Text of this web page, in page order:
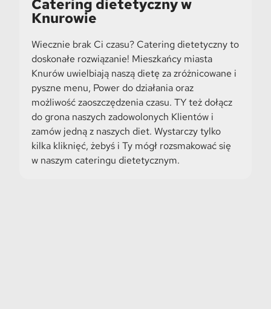
Catering dietetyczny w
Knurowie
Wiecznie brak Ci czasu? Catering dietetyczny to
doskonałe rozwiązanie! Mieszkańcy miasta
Knurów uwielbiają naszą dietę za zróżnicowane i
pyszne menu, Power do działania oraz
możliwość zaoszczędzenia czasu. TY też dołącz
do grona naszych zadowolonych Klientów i
zamów jedną z naszych diet. Wystarczy tylko
kilka kliknięć, żebyś i Ty mógł rozsmakować się
w naszym cateringu dietetycznym.